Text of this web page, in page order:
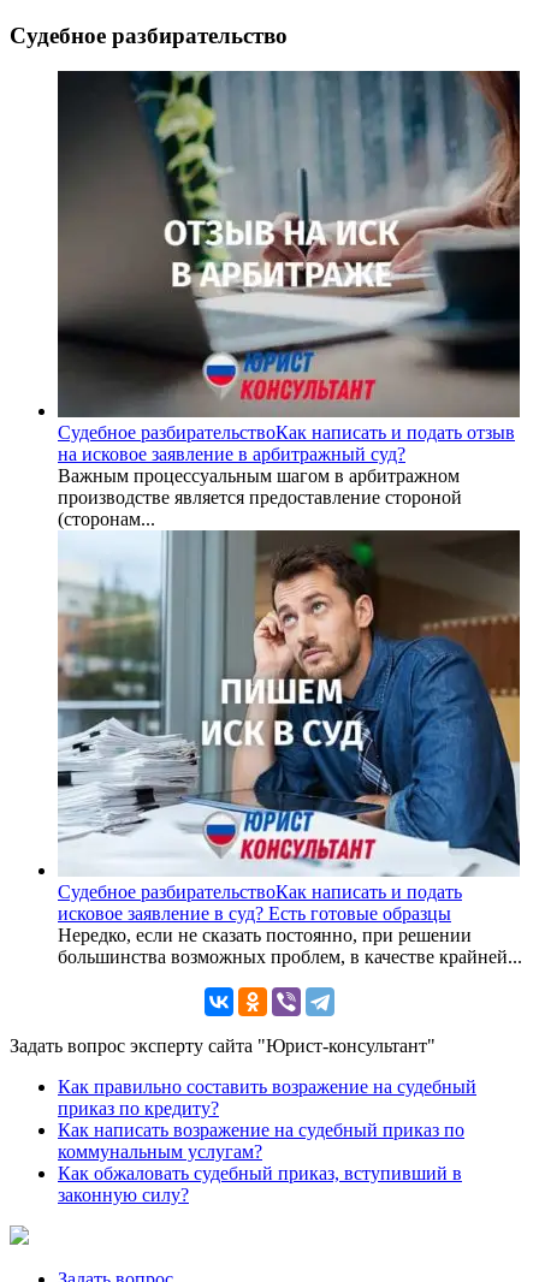
Судебное разбирательство
Судебное разбирательствоКак написать и подать отзыв
на исковое заявление в арбитражный суд?
Важным процессуальным шагом в арбитражном
производстве является предоставление стороной
(сторонам...
Судебное разбирательствоКак написать и подать
исковое заявление в суд? Есть готовые образцы
Нередко, если не сказать постоянно, при решении
большинства возможных проблем, в качестве крайней...
Задать вопрос эксперту сайта "Юрист-консультант"
Как правильно составить возражение на судебный
приказ по кредиту?
Как написать возражение на судебный приказ по
коммунальным услугам?
Как обжаловать судебный приказ, вступивший в
законную силу?